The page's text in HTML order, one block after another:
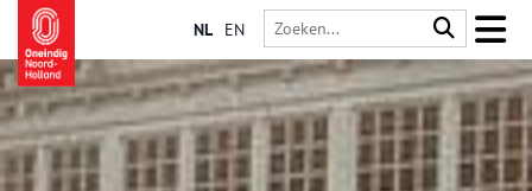
NL EN